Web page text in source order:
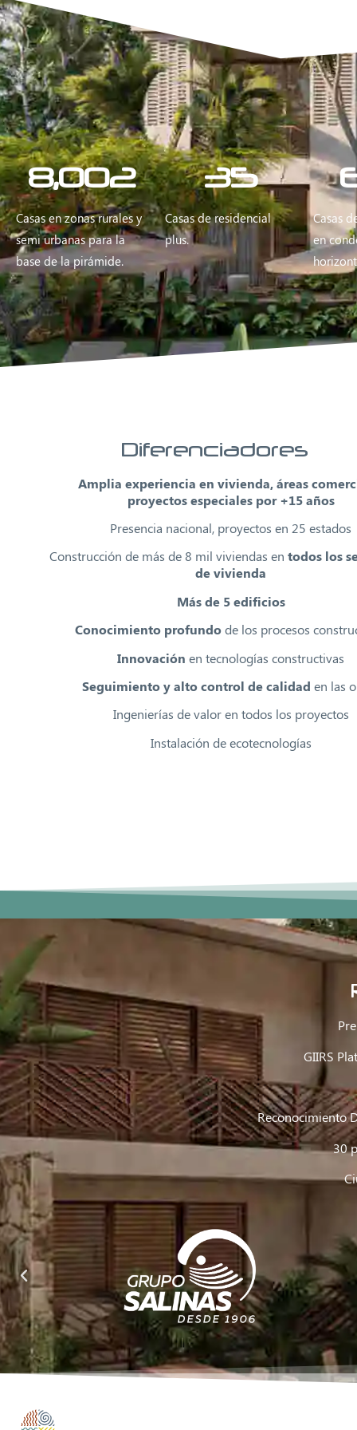
Casas en zonas rurales y
semi urbanas para la
base de la pirámide.
8,002
Casas de residencial
plus.
35
Casas
en
Diferenciadores
Amplia experiencia en vivienda, áreas
proyectos especiales por +15 años
Presencia nacional, proyectos en 25 estados
Construcción de más de 8 mil viviendas entodos los
de vivienda
Más de 5 edificios
Conocimiento profundode los procesos
Innovaciónen tecnologías constructivas
Seguimiento y alto control de calidad en las
Ingenierías de valor en todos los proyectos
Instalación de ecotecnologías
GIIRS
Reconocimiento
30